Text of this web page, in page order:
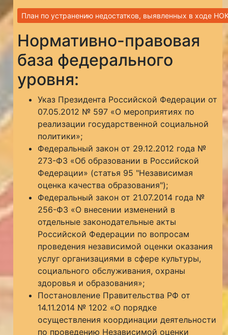
План по устранению недостатков, выявленных в ходе
Нормативно-правовая
база федерального
уровня:
Указ Президента Российской Федерации от
07.05.2012 № 597 «О мероприятиях по
реализации государственной социальной
политики»;
Федеральный закон от 29.12.2012 года №
273-ФЗ «Об образовании в Российской
Федерации» (статья 95 "Независимая
оценка качества образования");
Федеральный закон от 21.07.2014 года №
256-ФЗ «О внесении изменений в
отдельные законодательные акты
Российской Федерации по вопросам
проведения независимой оценки оказания
услуг организациями в сфере культуры,
социального обслуживания, охраны
здоровья и образования»;
Постановление Правительства РФ от
14.11.2014 № 1202 «О порядке
осуществления координации деятельности
по проведению Независимой оценки